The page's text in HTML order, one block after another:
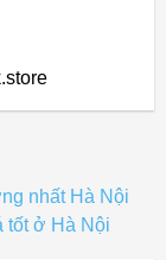
nhất Hà Nội
tốt ở Hà Nội